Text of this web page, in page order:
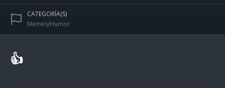
CATEGORÍA(S)
Memes/Humor
👍